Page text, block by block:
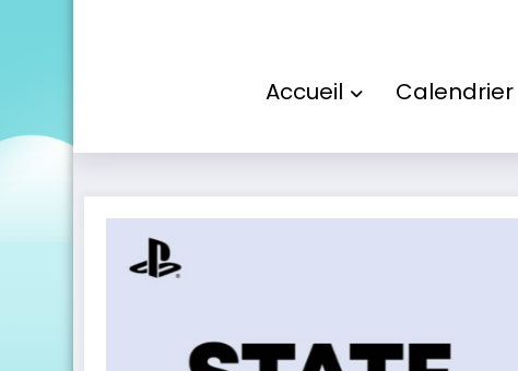
Accueil Calendrier